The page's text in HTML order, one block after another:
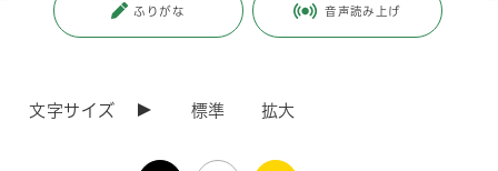
ふりがな 音声読み上げ
文字サイズ 標準 拡大
更新日付：2026年5月20日 / ページ番号：C130779
集します（一般競争入札）
一般競争入札により、「さいたま市ＲＰＡ活用支援業務」の事業者を募